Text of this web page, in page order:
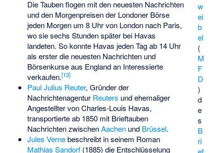
w
ei
b
el
(
M
F
D
)
d
e
s
B
ri
Die Tauben flogen mit den neuesten Nachrichten
und den Morgenpreisen der Londoner Börse
jeden Morgen um 8 Uhr von London nach Paris,
wo sie sechs Stunden später bei Havas
landeten. So konnte Havas jeden Tag ab 14 Uhr
als erster die neuesten Nachrichten und
Börsenkurse aus England an Interessierte
verkaufen.[13]
Paul Julius Reuter, Gründer der
Nachrichtenagentur Reuters und ehemaliger
Angestellter von Charles-Louis Havas,
transportierte ab 1850 mit Brieftauben
Nachrichten zwischenAachenund Brüssel.
Jules Vernebeschreibt in seinem Roman
Mathias Sandorf(1885) die Entschlüsselung